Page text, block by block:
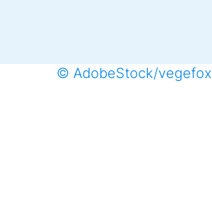
© AdobeStock/vegefox